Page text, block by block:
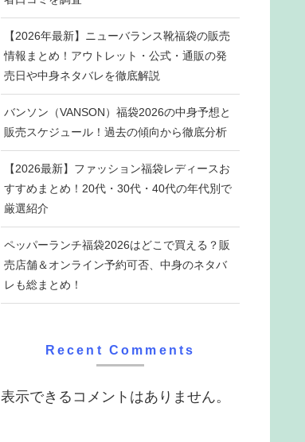
【2026年最新】ニューバランス靴福袋の販売
情報まとめ！アウトレット・公式・通販の発
売日や中身ネタバレを徹底解説
バンソン（VANSON）福袋2026の中身予想と
販売スケジュール！過去の傾向から徹底分析
【2026最新】ファッション福袋レディースお
すすめまとめ！20代・30代・40代の年代別で
厳選紹介
ペッパーランチ福袋2026はどこで買える？販
売店舗＆オンライン予約可否、中身のネタバ
レも総まとめ！
Recent Comments
表示できるコメントはありません。